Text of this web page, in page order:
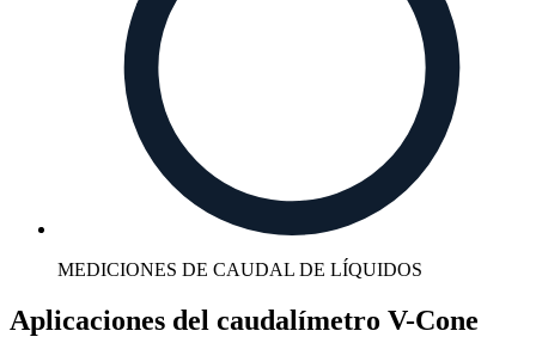
MEDICIONES DE CAUDAL DE LÍQUIDOS
Aplicaciones del caudalímetro V-Cone